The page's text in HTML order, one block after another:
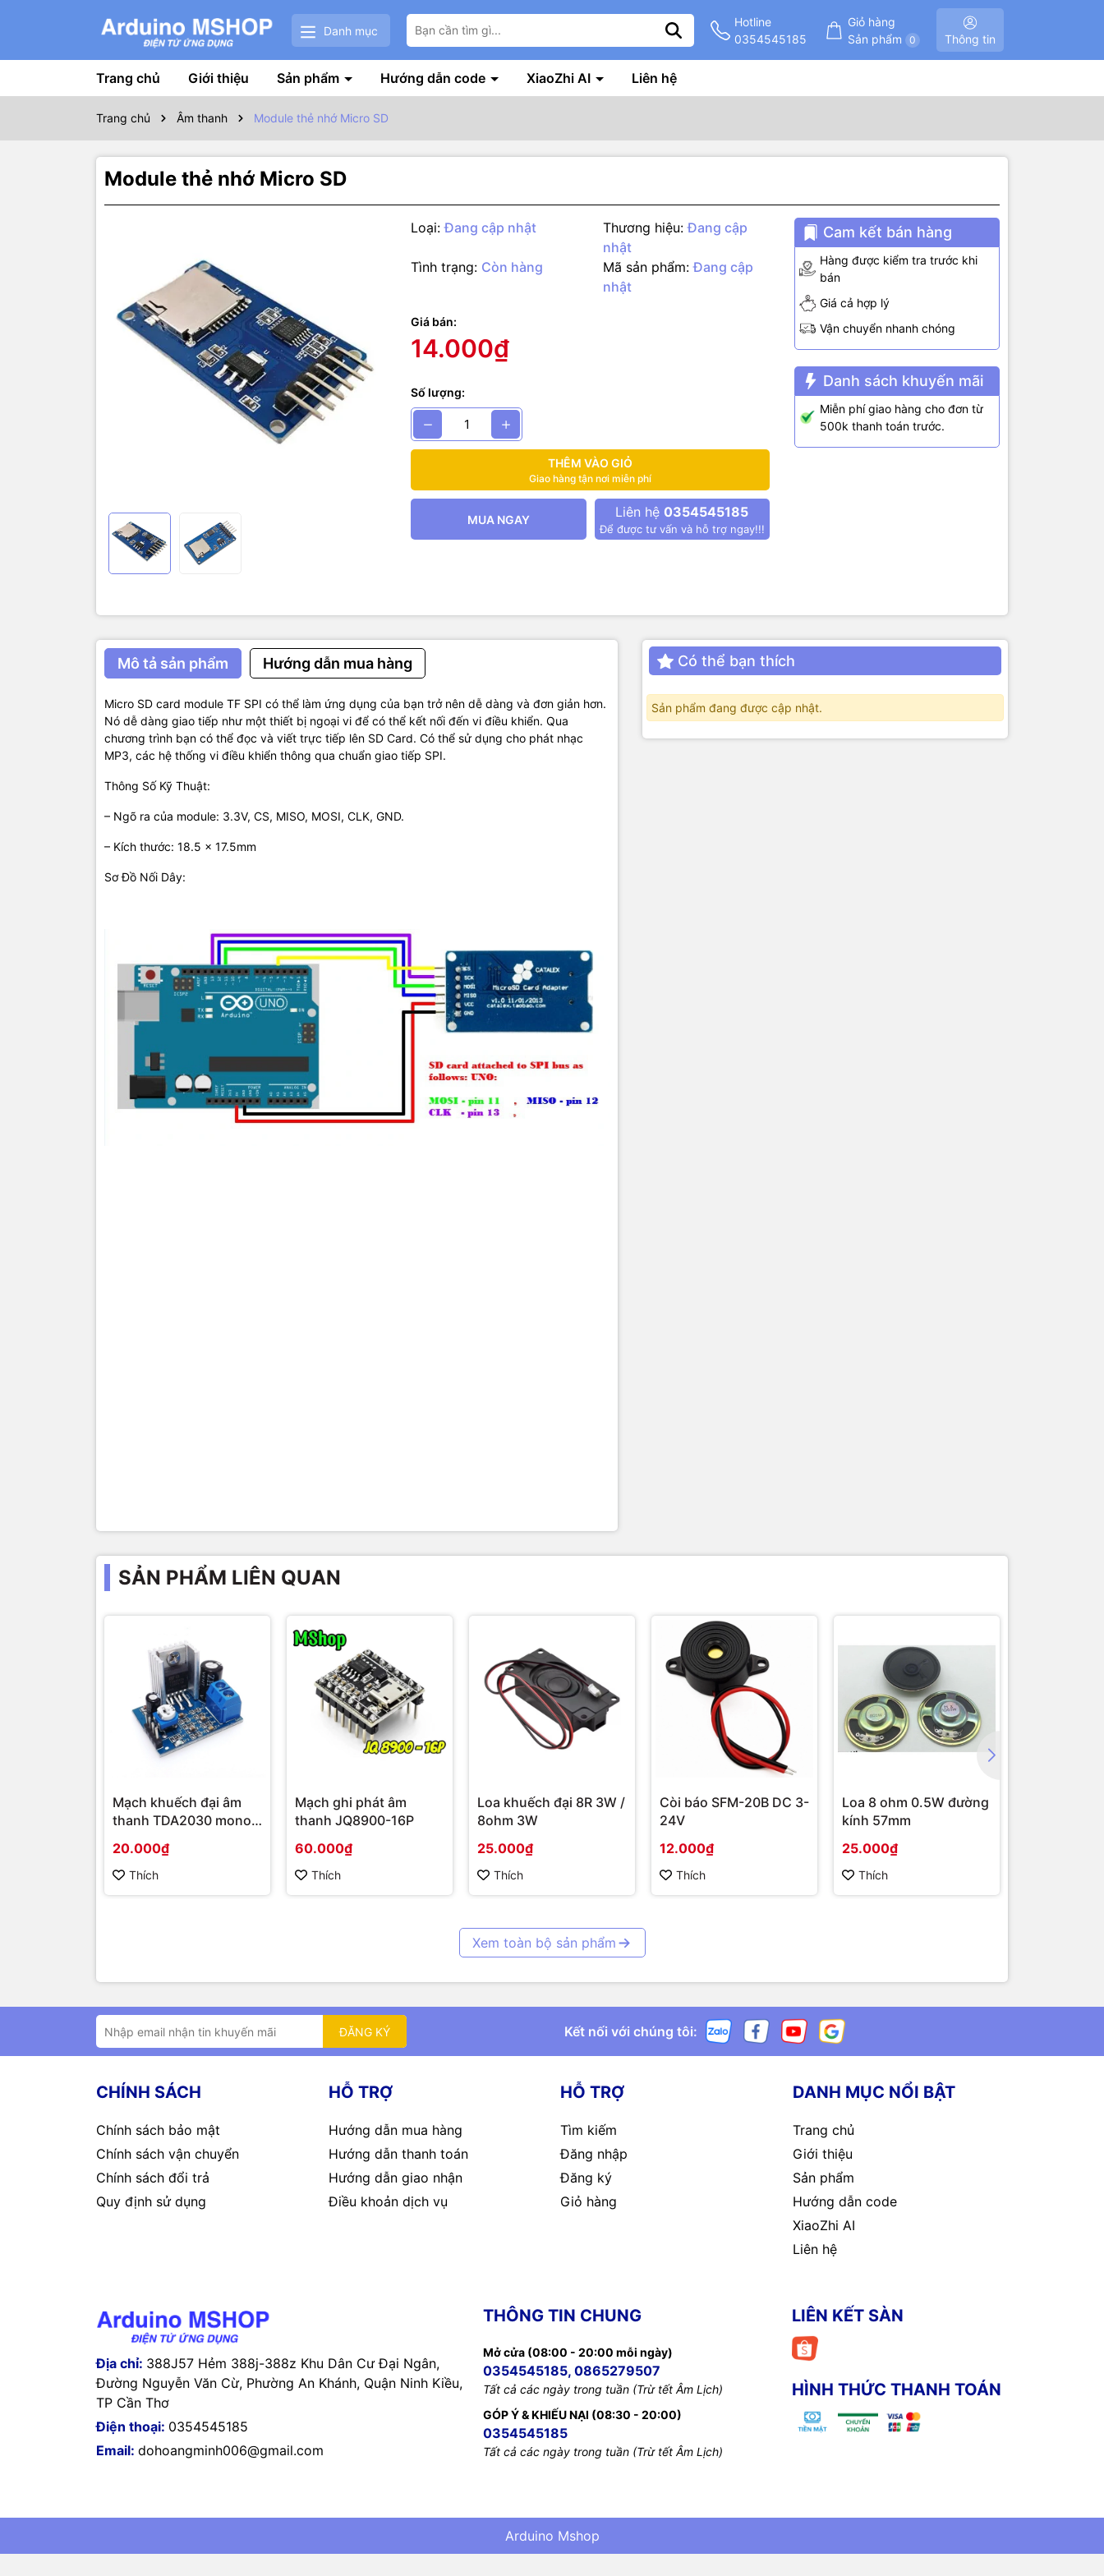
Danh mục
Hotline
0354545185
Giỏ hàng
Sản phẩm
0 Thông tin
Trang chủ Giới thiệu Sản phẩm Hướng dẫn code XiaoZhi AI Liên hệ
Trang chủ Âm thanh Module thẻ nhớ Micro SD
Module thẻ nhớ Micro SD
Loại: Đang cập nhật Thương hiệu: Đang cập
nhật
Tình trạng: Còn hàng Mã sản phẩm: Đang cập
nhật
Giá bán:
14.000₫
Số lượng:
THÊM VÀO GIỎ
Giao hàng tận nơi miễn phí
MUA NGAY Liên hệ 0354545185
Để được tư vấn và hỗ trợ ngay!!!
Cam kết bán hàng
Hàng được kiểm tra trước khi
bán
Giá cả hợp lý
Vận chuyển nhanh chóng
Danh sách khuyến mãi
Miễn phí giao hàng cho đơn từ
500k thanh toán trước.
Mô tả sản phẩm Hướng dẫn mua hàng
Micro SD card module TF SPI có thể làm ứng dụng của bạn trở nên dễ dàng và đơn giản hơn.
Nó dễ dàng giao tiếp như một thiết bị ngoại vi để có thể kết nối đến vi điều khiển. Qua
chương trình bạn có thể đọc và viết trực tiếp lên SD Card. Có thể sử dụng cho phát nhạc
MP3, các hệ thống vi điều khiển thông qua chuẩn giao tiếp SPI.
Thông Số Kỹ Thuật:
– Ngõ ra của module: 3.3V, CS, MISO, MOSI, CLK, GND.
– Kích thước: 18.5 x 17.5mm
Sơ Đồ Nối Dây:
Có thể bạn thích
Sản phẩm đang được cập nhật.
SẢN PHẨM LIÊN QUAN
Mạch khuếch đại âm
thanh TDA2030 mono
20.000₫
Thích
Mạch ghi phát âm
thanh JQ8900-16P
60.000₫
Thích
Loa khuếch đại 8R 3W /
8ohm 3W
25.000₫
Thích
Còi báo SFM-20B DC 3-
24V
12.000₫
Thích
Loa 8 ohm 0.5W đường
kính 57mm
25.000₫
Thích
Xem toàn bộ sản phẩm
Micro SD card module TF SPI có thể làm ứng dụng của bạn trở nên dễ dàng và đơn giản
hơn. Nó dễ dàng giao tiếp như một thiết bị ngoại vi để có thể kết nối đến vi điều khiển. Qua
chương trình bạn có thể đọc và viết trực tiếp lên SD Card. Có thể sử dụng cho phát nhạc
MP3, các hệ thống vi điều khiển thông qua chuẩn giao tiếp SPI.
Thông Số Kỹ Thuật:
– Ngõ ra của module: 3.3V, CS, MISO, MOSI, CLK, GND.
ĐĂNG KÝ Kết nối với chúng tôi:
CHÍNH SÁCH
Chính sách bảo mật
Chính sách vận chuyển
Chính sách đổi trả
Quy định sử dụng
HỖ TRỢ
Hướng dẫn mua hàng
Hướng dẫn thanh toán
Hướng dẫn giao nhận
Điều khoản dịch vụ
HỖ TRỢ
Tìm kiếm
Đăng nhập
Đăng ký
Giỏ hàng
DANH MỤC NỔI BẬT
Trang chủ
Giới thiệu
Sản phẩm
Hướng dẫn code
XiaoZhi AI
Liên hệ
Địa chỉ: 388J57 Hẻm 388j-388z Khu Dân Cư Đại Ngân,
Đường Nguyễn Văn Cừ, Phường An Khánh, Quận Ninh Kiều,
TP Cần Thơ
Điện thoại: 0354545185
Email: dohoangminh006@gmail.com
THÔNG TIN CHUNG
Mở cửa (08:00 - 20:00 mỗi ngày)
0354545185, 0865279507
Tất cả các ngày trong tuần (Trừ tết Âm Lịch)
GÓP Ý & KHIẾU NẠI (08:30 - 20:00)
0354545185
Tất cả các ngày trong tuần (Trừ tết Âm Lịch)
LIÊN KẾT SÀN
HÌNH THỨC THANH TOÁN
Arduino Mshop